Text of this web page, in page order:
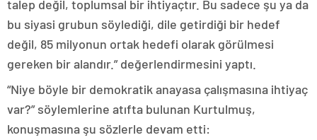
talep değil, toplumsal bir ihtiyaçtır. Bu sadece şu ya da
bu siyasi grubun söylediği, dile getirdiği bir hedef
değil, 85 milyonun ortak hedefi olarak görülmesi
gereken bir alandır.” değerlendirmesini yaptı.
“Niye böyle bir demokratik anayasa çalışmasına ihtiyaç
var?” söylemlerine atıfta bulunan Kurtulmuş,
konuşmasına şu sözlerle devam etti: